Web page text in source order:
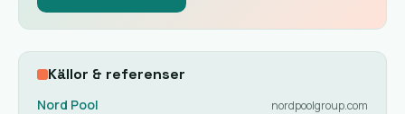
Källor & referenser
Nord Pool nordpoolgroup.com